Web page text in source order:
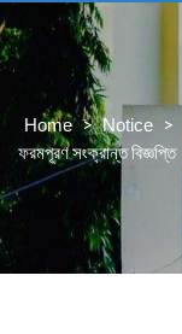
Home > Notice >
ফরমপূরণ সংক্রান্ত বিজ্ঞপ্তি